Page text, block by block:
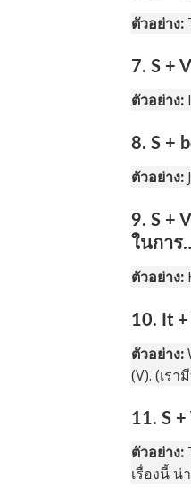
ตัวอย่าง:
7. S +
ตัวอย่าง:
8. S +
ตัวอย่าง:
9. S +
ในการ
ตัวอย่าง:
10. It
ตัวอย่าง:
(V). (เร
11. S
ตัวอย่าง:
เรื่องนี้ น่